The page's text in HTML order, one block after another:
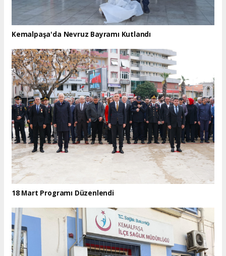
Kemalpaşa'da Nevruz Bayramı Kutlandı
18 Mart Programı Düzenlendi